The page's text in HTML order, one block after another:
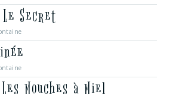
Secret
Mouches à Miel